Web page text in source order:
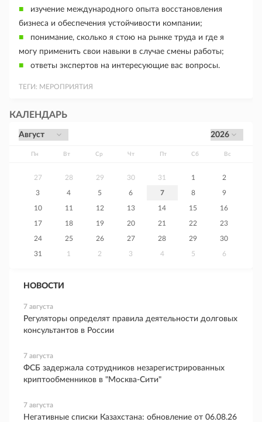
изучение международного опыта восстановления
бизнеса и обеспечения устойчивости компании;
понимание, сколько я стою на рынке труда и где я
могу применить свои навыки в случае смены работы;
ответы экспертов на интересующие вас вопросы.
ТЕГИ: МЕРОПРИЯТИЯ
КАЛЕНДАРЬ
Пн Вт Ср Чт Пт Сб Вс
27 28 29 30 31 1 2
3 4 5 6 7 8 9
10 11 12 13 14 15 16
17 18 19 20 21 22 23
24 25 26 27 28 29 30
31 1 2 3 4 5 6
НОВОСТИ
7 августа
Регуляторы определят правила деятельности долговых
консультантов в России
7 августа
ФСБ задержала сотрудников незарегистрированных
криптообменников в "Москва-Сити"
7 августа
Негативные списки Казахстана: обновление от 06.08.26